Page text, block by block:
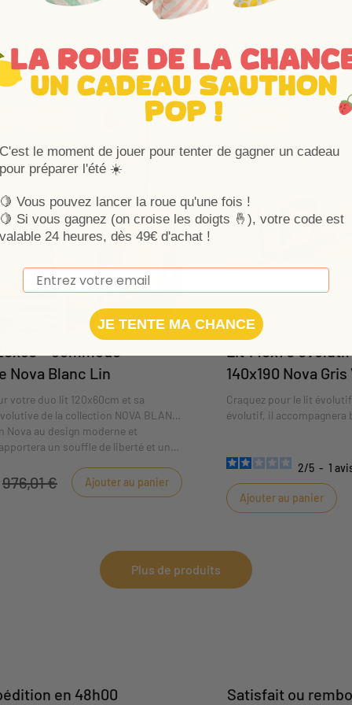
aimerez
Ajouter aux favoris
Supprimer des favoris
+ commode
Nova Blanc Lin
votre duo lit 120x60cm et sa
de la collection NOVA BLANC
Nova au design moderne et
un souffle de liberté et une
976,01 € Ajouter au panier
Lit 140x70
140x190 Nova
Craquez pour le lit
évolutif, il accompagnera
2/5 - 1
Ajouter au panier
Plus de produits
en 48h00 Satisfait ou
C'est le moment de jouer pour tenter de gagner un cadeau
pour préparer l'été ☀️
🍋 Vous pouvez lancer la roue qu'une fois !
🍋 Si vous gagnez (on croise les doigts 🤞), votre code est
valable 24 heures, dès 49€ d'achat !
Email
JE TENTE MA CHANCE